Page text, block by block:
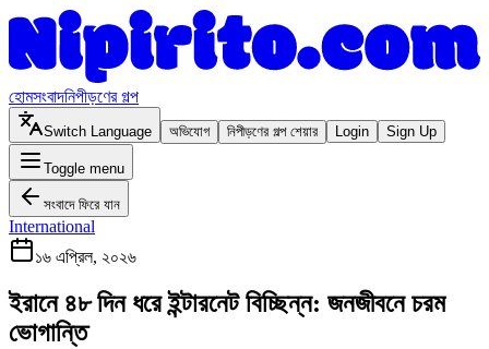
হোমসংবাদনিপীড়ণের গল্প
Switch Language অভিযোগ নিপীড়ণের গল্প শেয়ার Login Sign Up
Toggle menu
সংবাদে ফিরে যান
International
১৬ এপ্রিল, ২০২৬
ইরানে ৪৮ দিন ধরে ইন্টারনেট বিচ্ছিন্ন: জনজীবনে চরম
ভোগান্তি